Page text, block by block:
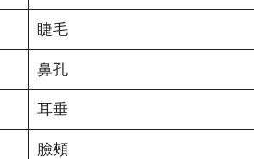
睫毛
鼻孔
耳垂
臉頰